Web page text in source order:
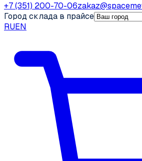
+7 (351) 200-70-06
Город склада в прайсе
RUEN